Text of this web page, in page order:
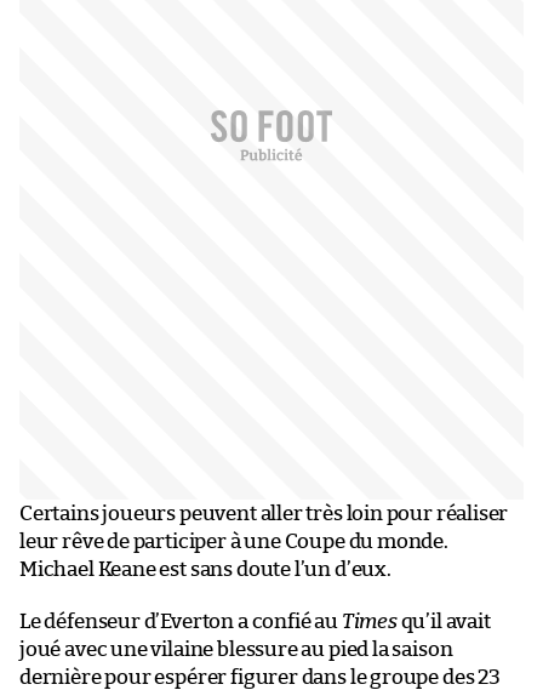
Certains joueurs peuvent aller très loin pour réaliser
leur rêve de participer à une Coupe du monde.
Michael Keane est sans doute l’un d’eux.
Le défenseur d’Everton a confié au Timesqu’il avait
joué avec une vilaine blessure au pied la saison
dernière pour espérer figurer dans le groupe des 23